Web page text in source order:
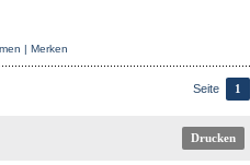
| Merken
Seite 1
Drucken